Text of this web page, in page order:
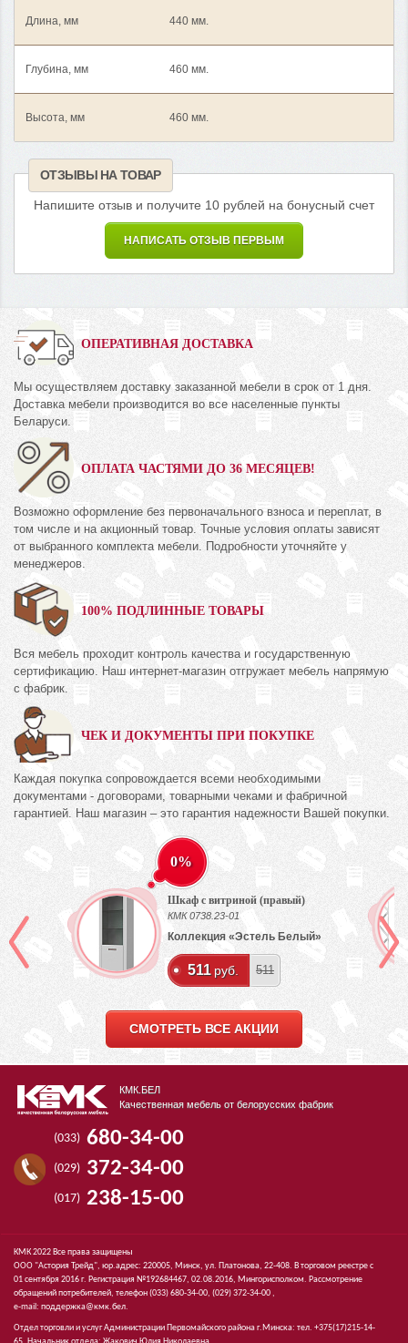
Длина, мм 440 мм.
Глубина, мм 460 мм.
Высота, мм 460 мм.
ОТЗЫВЫ НА ТОВАР
Напишите отзыв и получите 10 рублей на бонусный счет
НАПИСАТЬ ОТЗЫВ ПЕРВЫМ
ОПЕРАТИВНАЯ ДОСТАВКА
Мы осуществляем доставку заказанной мебели в срок от 1 дня.
Доставка мебели производится во все населенные пункты
Беларуси.
ОПЛАТА ЧАСТЯМИ ДО 36 МЕСЯЦЕВ!
Возможно оформление без первоначального взноса и переплат, в
том числе и на акционный товар. Точные условия оплаты зависят
от выбранного комплекта мебели. Подробности уточняйте у
менеджеров.
100% ПОДЛИННЫЕ ТОВАРЫ
Вся мебель проходит контроль качества и государственную
сертификацию. Наш интернет-магазин отгружает мебель напрямую
с фабрик.
ЧЕК И ДОКУМЕНТЫ ПРИ ПОКУПКЕ
Каждая покупка сопровождается всеми необходимыми
документами - договорами, товарными чеками и фабричной
гарантией. Наш магазин – это гарантия надежности Вашей покупки.
0%
Шкаф с витриной (правый)
КМК 0738.23-01
Коллекция «Эстель Белый»
511 руб. 511
СМОТРЕТЬ ВСЕ АКЦИИ
КМК.БЕЛ
Качественная мебель от белорусских фабрик
(033) 680-34-00
(029) 372-34-00
(017) 238-15-00
КМК 2022 Все права защищены
ООО "Астория Трейд", юр.адрес: 220005, Минск, ул. Платонова, 22-408. В торговом реестре с
01 сентября 2016 г. Регистрация №192684467, 02.08.2016, Мингорисполком. Рассмотрение
обращений потребителей, телефон(033)680-34-00, (029)372-34-00 ,
e-mail: поддержка@кмк.бел.
Отдел торговли и услуг Администрации Первомайского района г.Минска: тел. +375(17)215-14-